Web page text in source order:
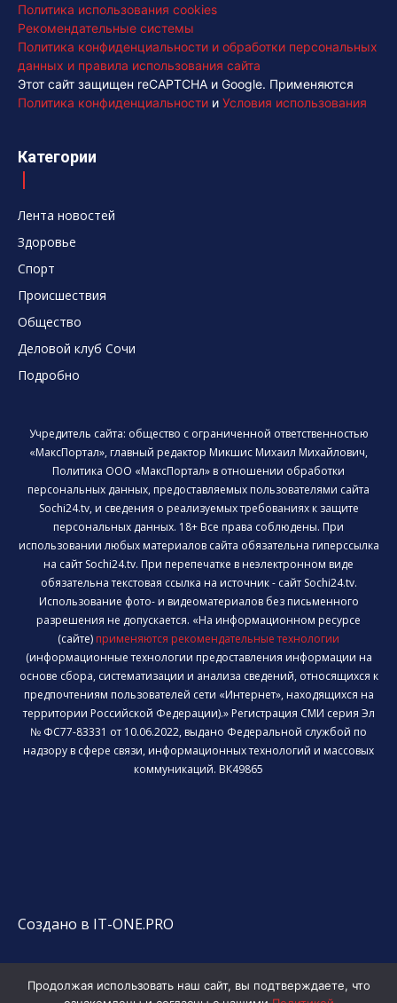
Политика использования cookies
Рекомендательные системы
Политика конфиденциальности и обработки персональных
данных и правила использования сайта
Этот сайт защищен reCAPTCHA и Google. Применяются
Политика конфиденциальности и Условия использования
Категории
Лента новостей
Здоровье
Спорт
Происшествия
Общество
Деловой клуб Сочи
Подробно
Учредитель сайта: общество с ограниченной ответственностью
«МаксПортал», главный редактор Микшис Михаил Михайлович,
Политика ООО «МаксПортал» в отношении обработки
персональных данных, предоставляемых пользователями сайта
Sochi24.tv, и сведения о реализуемых требованиях к защите
персональных данных. 18+ Все права соблюдены. При
использовании любых материалов сайта обязательна гиперссылка
на сайт Sochi24.tv. При перепечатке в неэлектронном виде
обязательна текстовая ссылка на источник - сайт Sochi24.tv.
Использование фото- и видеоматериалов без письменного
разрешения не допускается. «На информационном ресурсе
(сайте) применяются рекомендательные технологии
(информационные технологии предоставления информации на
основе сбора, систематизации и анализа сведений, относящихся к
предпочтениям пользователей сети «Интернет», находящихся на
территории Российской Федерации).» Регистрация СМИ серия Эл
№ ФС77-83331 от 10.06.2022, выдано Федеральной службой по
надзору в сфере связи, информационных технологий и массовых
коммуникаций. ВК49865
Создано в IT-ONE.PRO
Продолжая использовать наш сайт, вы подтверждаете, что